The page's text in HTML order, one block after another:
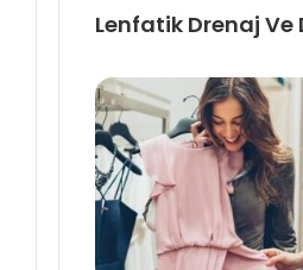
Lenfatik Drenaj Ve